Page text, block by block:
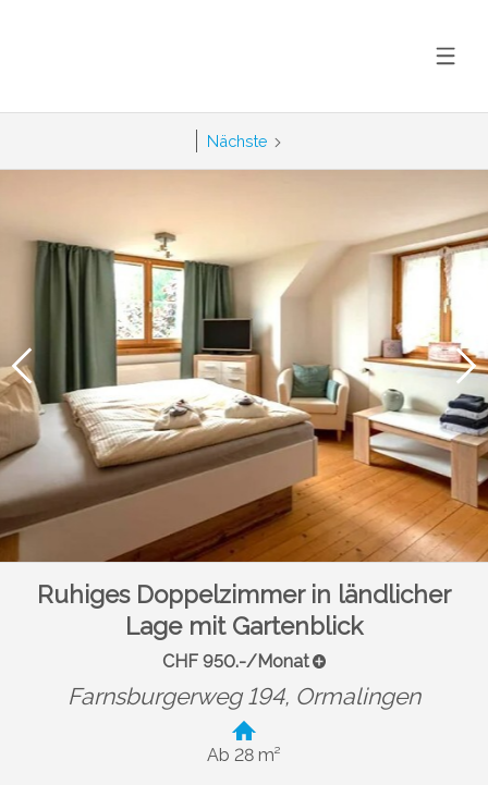
Nächste
Ruhiges Doppelzimmer in ländlicher
Lage mit Gartenblick
CHF 950.-/Monat
Farnsburgerweg 194, Ormalingen
Ab 28 m²